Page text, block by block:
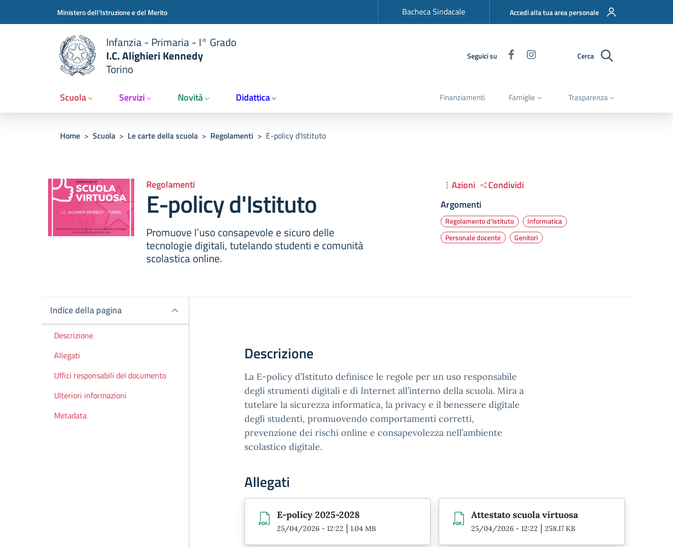
Ministero dell'Istruzione e del MeritoSlim top Bacheca Sindacale Accedi alla tua area personale
Infanzia - Primaria - I° Grado
I.C. Alighieri Kennedy
Torino
Seguici su Facebook Cerca
Scuola Servizi Novità Didattica Finanziamenti Famiglie Trasparenza
Briciole di pane
Home > Scuola > Le carte della scuola > Regolamenti > E-policy d'Istituto
Regolamenti
E-policy d'Istituto
Promuove l’uso consapevole e sicuro delle
tecnologie digitali, tutelando studenti e comunità
scolastica online.
Azioni
Condividi
Argomenti
Regolamento d'istituto
Informatica
Personale docente
Genitori
Indice della pagina
Indice della pagina
Descrizione
Allegati
Uffici responsabili del documento
Ulteriori informazioni
Metadata
Descrizione
La E-policy d’Istituto definisce le regole per un uso responsabile
degli strumenti digitali e di Internet all’interno della scuola. Mira a
tutelare la sicurezza informatica, la privacy e il benessere digitale
degli studenti, promuovendo comportamenti corretti,
prevenzione dei rischi online e consapevolezza nell’ambiente
scolastico digitale.
Allegati
E-policy 2025-2028
25/04/2026 - 12:22 | 1.04 MB
Attestato scuola virtuosa
25/04/2026 - 12:22 | 258.17 KB